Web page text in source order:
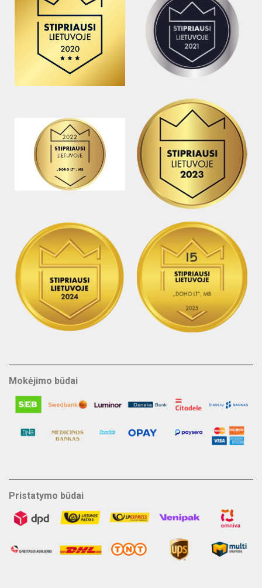
Mokėjimo būdai
Pristatymo būdai